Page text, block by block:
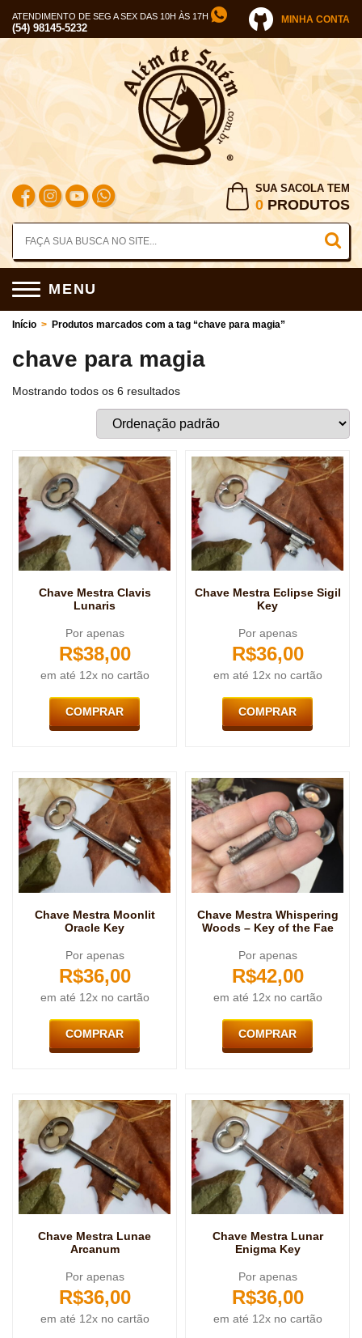
ATENDIMENTO DE SEG A SEX DAS 10H ÀS 17H
(54) 98145-5232
MINHA CONTA
SUA SACOLA TEM
0 PRODUTOS
MENU
Início > Produtos marcados com a tag “chave para magia”
chave para magia
Mostrando todos os 6 resultados
Chave Mestra Clavis
Lunaris
Por apenas
R$38,00
em até 12x no cartão
COMPRAR
Chave Mestra Eclipse Sigil
Key
Por apenas
R$36,00
em até 12x no cartão
COMPRAR
Chave Mestra Moonlit
Oracle Key
Por apenas
R$36,00
em até 12x no cartão
COMPRAR
Chave Mestra Whispering
Woods – Key of the Fae
Por apenas
R$42,00
em até 12x no cartão
COMPRAR
Chave Mestra Lunae
Arcanum
Por apenas
R$36,00
em até 12x no cartão
Chave Mestra Lunar
Enigma Key
Por apenas
R$36,00
em até 12x no cartão